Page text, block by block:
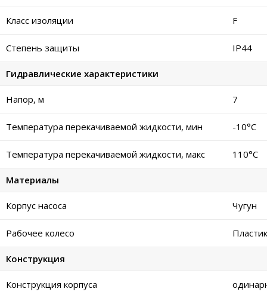
Класс изоляции F
Степень защиты IP44
Гидравлические характеристики
Напор, м 7
Температура перекачиваемой жидкости, мин -10°C
Температура перекачиваемой жидкости, макс 110°C
Материалы
Корпус насоса Чугун
Рабочее колесо Пластик
Конструкция
Конструкция корпуса